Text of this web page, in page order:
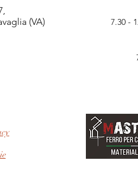
(VA)
7.30 -